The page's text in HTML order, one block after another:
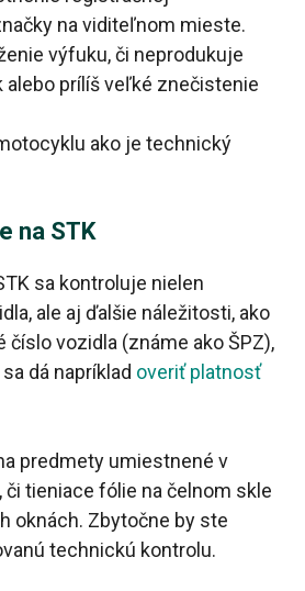
na viditeľnom mieste.
výfuku, či neprodukuje
alebo prílíš veľké znečistenie
ako je technický
na STK
sa kontroluje nielen
ale aj ďalšie náležitosti, ako
vozidla (známe ako ŠPZ),
dá napríklad overiť platnosť
predmety umiestnené v
či tieniace fólie na čelnom skle
oknách. Zbytočne by ste
technickú kontrolu.